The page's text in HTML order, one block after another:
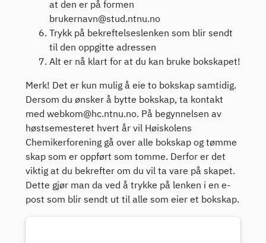
at den er på formen
brukernavn@stud.ntnu.no
Trykk på bekreftelseslenken som blir sendt
til den oppgitte adressen
Alt er nå klart for at du kan bruke bokskapet!
Merk! Det er kun mulig å eie to bokskap samtidig.
Dersom du ønsker å bytte bokskap, ta kontakt
med webkom@hc.ntnu.no. På begynnelsen av
høstsemesteret hvert år vil Høiskolens
Chemikerforening gå over alle bokskap og tømme
skap som er oppført som tomme. Derfor er det
viktig at du bekrefter om du vil ta vare på skapet.
Dette gjør man da ved å trykke på lenken i en e-
post som blir sendt ut til alle som eier et bokskap.